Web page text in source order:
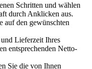
Schritten und wählen
durch Anklicken aus.
auf den gewünschten
Lieferzeit Ihres
entsprechenden Netto-
Sie die von Ihnen